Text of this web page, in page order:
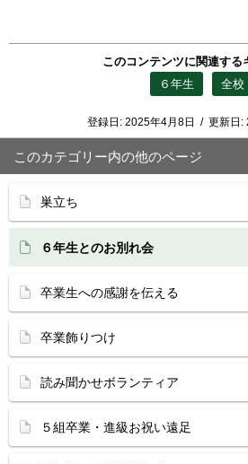
このコンテンツに関連する
６年生
全校
登録日: 2025年4月8日 / 更新日:
このカテゴリー内の他のページ
巣立ち
６年生とのお別れ会
卒業生への感謝を伝える
卒業飾りつけ
読み聞かせボランティア
５組卒業・進級お祝い遠足